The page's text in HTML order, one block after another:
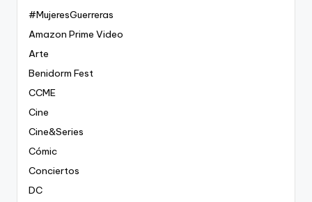
#MujeresGuerreras
Amazon Prime Video
Arte
Benidorm Fest
CCME
Cine
Cine&Series
Cómic
Conciertos
DC